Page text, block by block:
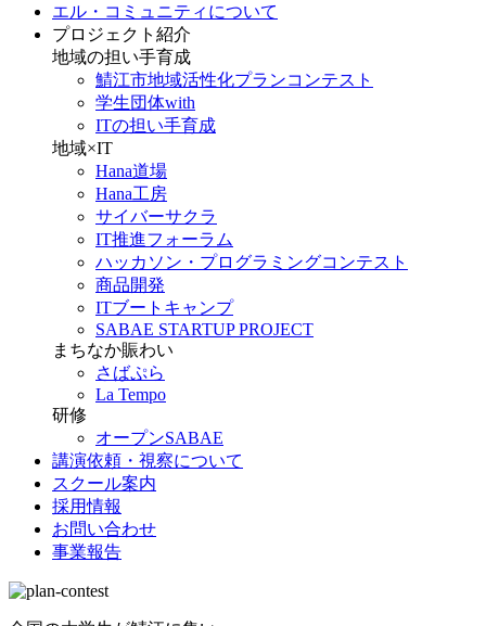
エル・コミュニティについて
プロジェクト紹介
地域の担い手育成
鯖江市地域活性化プランコンテスト
学生団体with
ITの担い手育成
地域×IT
Hana道場
Hana工房
サイバーサクラ
IT推進フォーラム
ハッカソン・プログラミングコンテスト
商品開発
ITブートキャンプ
SABAE STARTUP PROJECT
まちなか賑わい
さばぷら
La Tempo
研修
オープンSABAE
講演依頼・視察について
スクール案内
採用情報
お問い合わせ
事業報告